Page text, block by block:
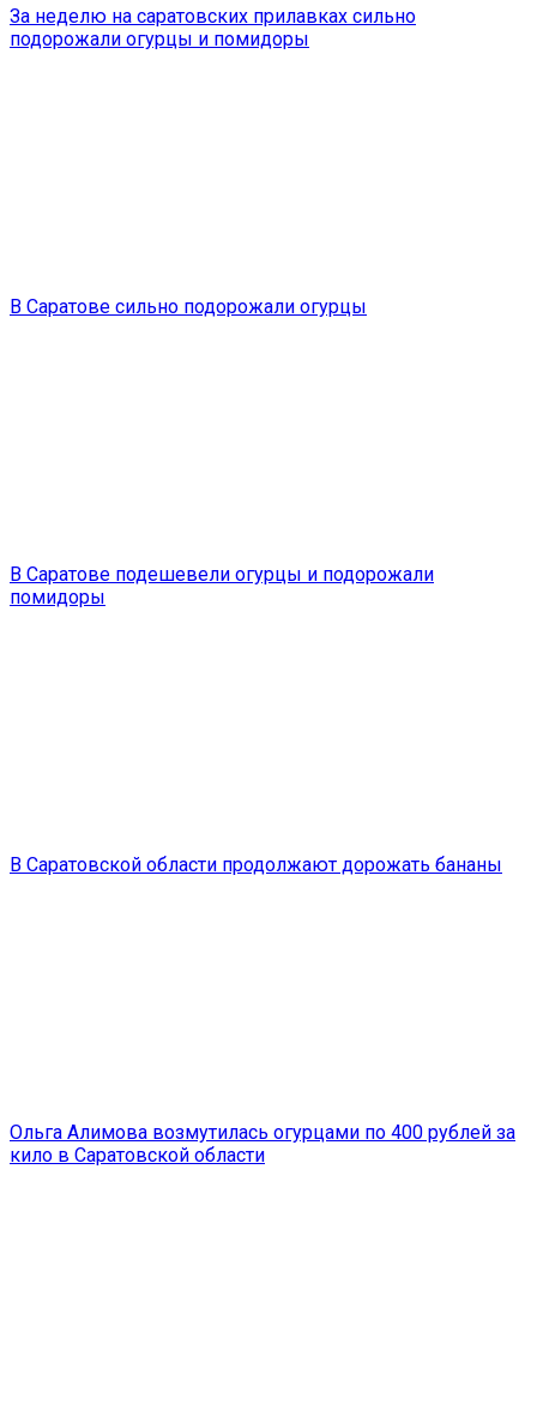
За неделю на саратовских прилавках сильно
подорожали огурцы и помидоры
В Саратове сильно подорожали огурцы
В Саратове подешевели огурцы и подорожали
помидоры
В Саратовской области продолжают дорожать бананы
Ольга Алимова возмутилась огурцами по 400 рублей за
кило в Саратовской области